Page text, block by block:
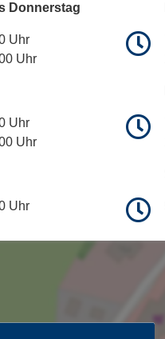
Donnerstag
Uhr
Uhr
Uhr
Uhr
Uhr